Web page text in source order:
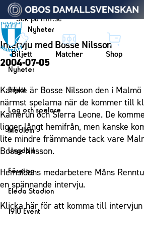
Vidare till innehållet
Nyheter
Biljett Matcher Shop
Nyheter
Nyheter
Kalender
Biljett
Biljett
Årskort herr
Årskort dam
Mitt MFF
Biljetter till bortamatcher
Biljettvillkor
Lag och spelare
Lag
Herrlaget
Spelare
Ledarstab
Damlaget
Spelare
Medlem
Medlemskap i Malmö FF
Ungdom
MFF Ungdom
Sommarfotboll
Fotbollsskolan
Företag
Bli företagspartner
Nätverket
Eleda Stadion
Eleda Stadion
1910 Event
Intervju med Bosse Nilsson
2004-07-05
Kanske är Bosse Nilsson den i
närmst spelarna när de kommer till
Kamerun och Sierra Leone. De
ligger långt hemifrån, men kanske
lite mindre främmande tack vare
Bosse Nilsson.
Hemsidans medarbetere Måns
en spännande intervju.
Klicka här för att komma till intervjun